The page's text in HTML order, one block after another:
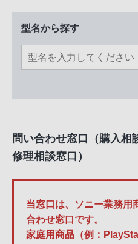
型名から探す
問い合わせ窓口（購入相
修理相談窓口）
当窓口は、ソニー業務用
合わせ窓口です。
家庭用商品（例：